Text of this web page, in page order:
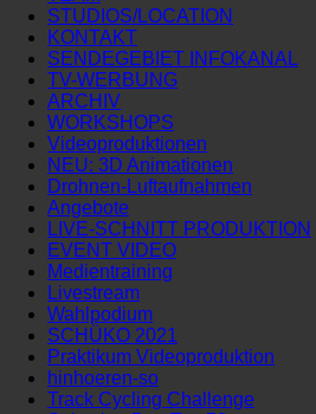
STUDIOS/LOCATION
KONTAKT
SENDEGEBIET INFOKANAL
TV-WERBUNG
ARCHIV
WORKSHOPS
Videoproduktionen
NEU: 3D Animationen
Drohnen-Luftaufnahmen
Angebote
LIVE-SCHNITT PRODUKTION
EVENT VIDEO
Medientraining
Livestream
Wahlpodium
SCHÜKO 2021
Praktikum Videoproduktion
hinhoeren-so
Track Cycling Challenge